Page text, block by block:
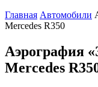
Главная Автомобили
Mercedes R350
Аэрография
Mercedes